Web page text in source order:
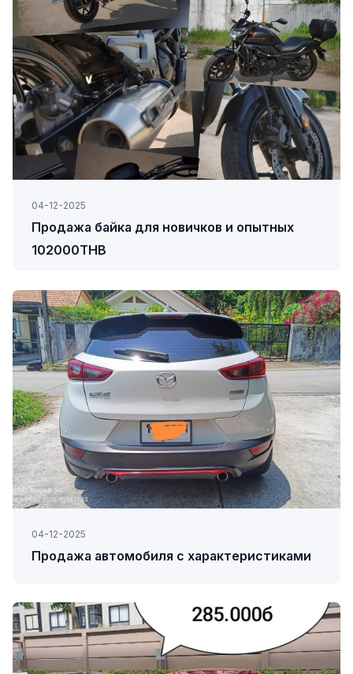
04-12-2025
Продажа байка для новичков и опытных
102000THB
04-12-2025
Продажа автомобиля с характеристиками